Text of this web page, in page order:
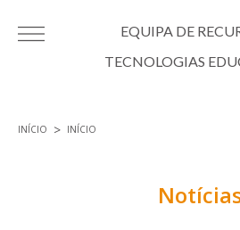
EQUIPA DE
TECNOLOGIAS
INÍCIO INÍCIO